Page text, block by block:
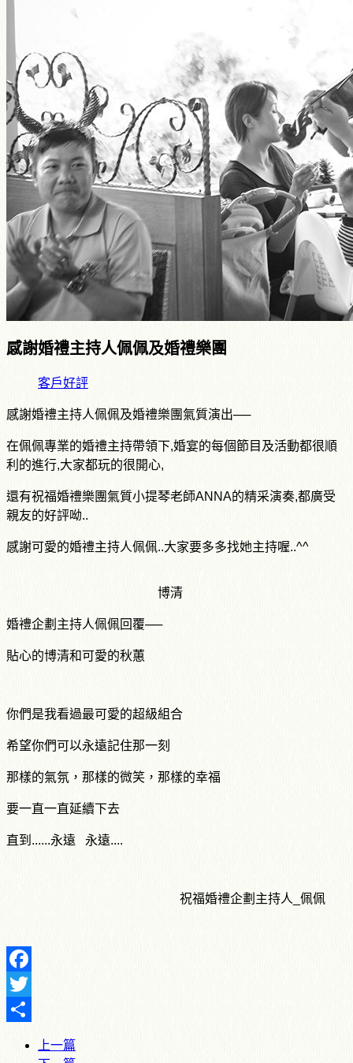
感謝婚禮主持人佩佩及婚禮樂團
客戶好評
感謝婚禮主持人佩佩及婚禮樂團氣質演出──
在佩佩專業的婚禮主持帶領下,婚宴的每個節目及活動都很順
利的進行,大家都玩的很開心,
還有祝福婚禮樂團氣質小提琴老師ANNA的精采演奏,都廣受
親友的好評呦..
感謝可愛的婚禮主持人佩佩..大家要多多找她主持喔..^^
博清
婚禮企劃主持人佩佩回覆──
貼心的博清和可愛的秋蕙
你們是我看過最可愛的超級組合
希望你們可以永遠記住那一刻
那樣的氣氛，那樣的微笑，那樣的幸福
要一直一直延續下去
直到......永遠 永遠....
祝福婚禮企劃主持人_佩佩
Facebook
Twitter
上一篇